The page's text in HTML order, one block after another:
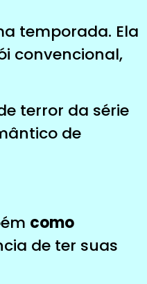
temporada. Ela
convencional,
terror da série
de
como
de ter suas